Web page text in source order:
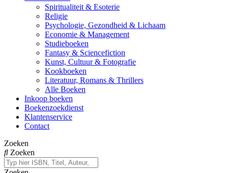
Spiritualiteit & Esoterie
Religie
Psychologie, Gezondheid & Lichaam
Economie & Management
Studieboeken
Fantasy & Sciencefiction
Kunst, Cultuur & Fotografie
Kookboeken
Literatuur, Romans & Thrillers
Alle Boeken
Inkoop boeken
Boekenzoekdienst
Klantenservice
Contact
Zoeken
Zoeken